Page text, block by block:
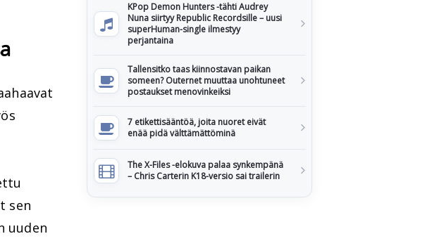
sen
uuden
KPop Demon Hunters -tähti Audrey
Nuna siirtyy Republic Recordsille – uusi
superHuman-single ilmestyy
perjantaina
Tallensitko taas kiinnostavan paikan
someen? Outernet muuttaa unohtuneet
postaukset menovinkeiksi
7 etikettisääntöä, joita nuoret eivät
enää pidä välttämättöminä
The X-Files -elokuva palaa synkempänä
– Chris Carterin K18-versio sai trailerin